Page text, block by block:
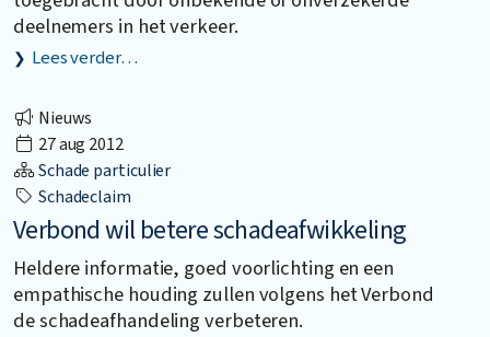
deelnemers in het verkeer.
Lees verder…
Nieuws
27 aug 2012
Schade particulier
Schadeclaim
Verbond wil betere schadeafwikkeling
Heldere informatie, goed voorlichting en een
empathische houding zullen volgens het Verbond
de schadeafhandeling verbeteren.